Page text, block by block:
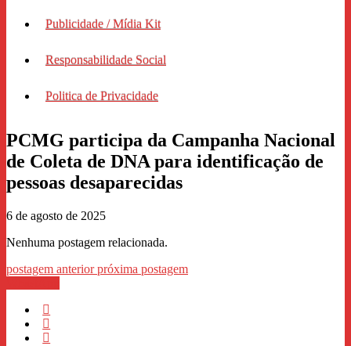
Publicidade / Mídia Kit
Responsabilidade Social
Politica de Privacidade
PCMG participa da Campanha Nacional
de Coleta de DNA para identificação de
pessoas desaparecidas
6 de agosto de 2025
Nenhuma postagem relacionada.
postagem anteriorpróxima postagem